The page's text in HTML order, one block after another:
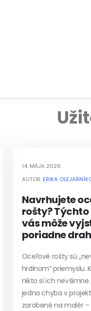
14. MÁJA 2026
AUTOR: ERIKA
Navrhujete
rošty? Týchto
vás môže
poriadne
Oceľové rošty sú
hrdinom“ priemyslu.
nikto si ich
jedna chyba v
zarobené na malér –